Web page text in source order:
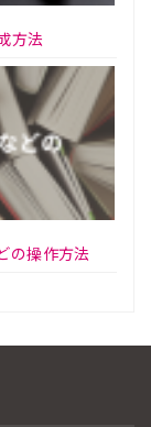
方法
の操作方法